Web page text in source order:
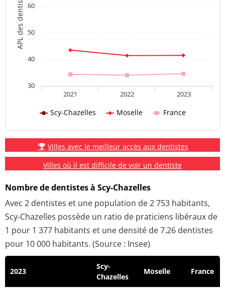
APL des dentistes
Scy-Chazelles Moselle France
2021 2022 2023
30
40
50
60
Villes avec le meilleur accès aux dentistes
Villes où il est difficile de voir un dentiste
Nombre de dentistes à Scy-Chazelles
Avec 2 dentistes et une population de 2 753 habitants,
Scy-Chazelles possède un ratio de praticiens libéraux de
1 pour 1 377 habitants et une densité de 7.26 dentistes
pour 10 000 habitants. (Source : Insee)
2023
Scy-
Chazelles
Moselle France